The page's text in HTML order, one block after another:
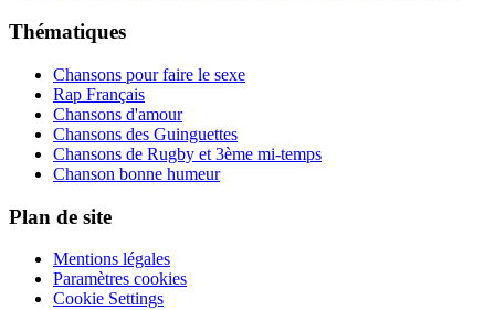
Thématiques
Chansons pour faire le sexe
Rap Français
Chansons d'amour
Chansons des Guinguettes
Chansons de Rugby et 3ème mi-temps
Chanson bonne humeur
Plan de site
Mentions légales
Paramètres cookies
Cookie Settings